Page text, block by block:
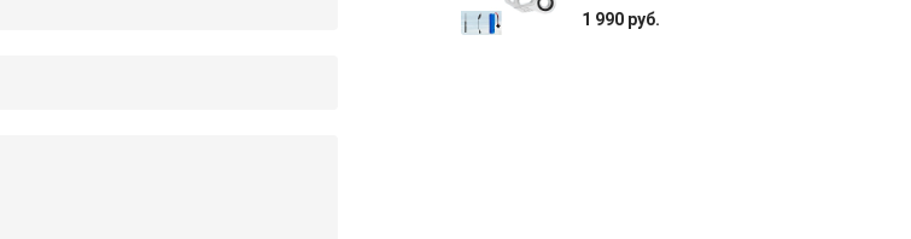
1 990 руб.